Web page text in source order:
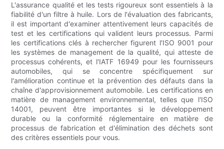
L'assurance qualité et les tests rigoureux sont essentiels à la
fiabilité d'un filtre à huile. Lors de l'évaluation des fabricants,
il est important d'examiner attentivement leurs capacités de
test et les certifications qui valident leurs processus. Parmi
les certifications clés à rechercher figurent l'ISO 9001 pour
les systèmes de management de la qualité, qui atteste de
processus cohérents, et l'IATF 16949 pour les fournisseurs
automobiles, qui se concentre spécifiquement sur
l'amélioration continue et la prévention des défauts dans la
chaîne d'approvisionnement automobile. Les certifications en
matière de management environnemental, telles que l'ISO
14001, peuvent être importantes si le développement
durable ou la conformité réglementaire en matière de
processus de fabrication et d'élimination des déchets sont
des critères essentiels pour vous.